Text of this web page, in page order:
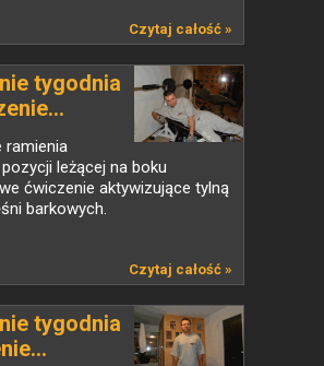
Czytaj całość »
tygodnia
ramienia
leżącej na boku
ćwiczenie aktywizujące tylną
barkowych.
Czytaj całość »
tygodnia